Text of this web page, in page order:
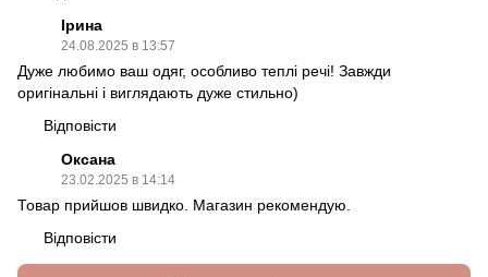
Ірина
24.08.2025 в 13:57
Дуже любимо ваш одяг, особливо теплі речі! Завжди
оригінальні і виглядають дуже стильно)
Відповісти
Оксана
23.02.2025 в 14:14
Товар прийшов швидко. Магазин рекомендую.
Відповісти